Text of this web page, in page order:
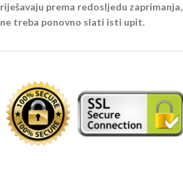
riješavaju prema redosljedu zaprimanja,
ne treba ponovno slati isti upit.